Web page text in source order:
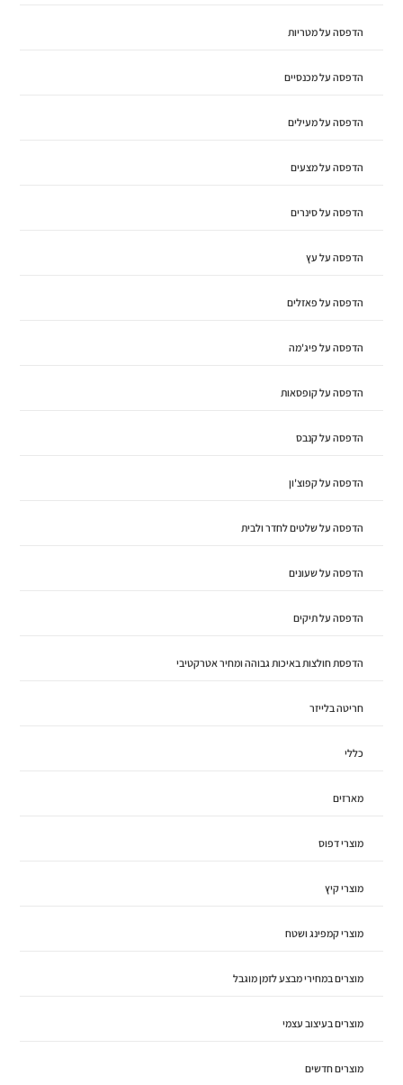
הדפסה על מטריות
הדפסה על מכנסיים
הדפסה על מעילים
הדפסה על מצעים
הדפסה על סינרים
הדפסה על עץ
הדפסה על פאזלים
הדפסה על פיג'מה
הדפסה על קופסאות
הדפסה על קנבס
הדפסה על קפוצ'ון
הדפסה על שלטים לחדר ולבית
הדפסה על שעונים
הדפסה על תיקים
הדפסת חולצות באיכות גבוהה ומחיר אטרקטיבי
חריטה בלייזר
כללי
מארזים
מוצרי דפוס
מוצרי קיץ
מוצרי קמפינג ושטח
מוצרים במחירי מבצע לזמן מוגבל
מוצרים בעיצוב עצמי
מוצרים חדשים